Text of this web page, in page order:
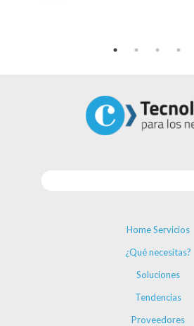
Home Servicios
¿Qué necesitas?
Soluciones
Tendencias
Proveedores